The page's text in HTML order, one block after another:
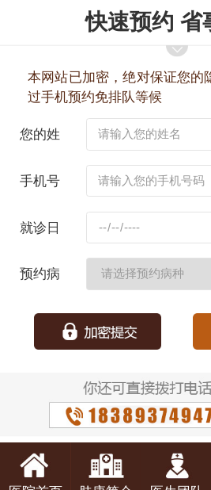
快速预约 省
本网站已加密，绝对保证您的
过手机预约免排队等候
您的姓
手机号
就诊日
预约病